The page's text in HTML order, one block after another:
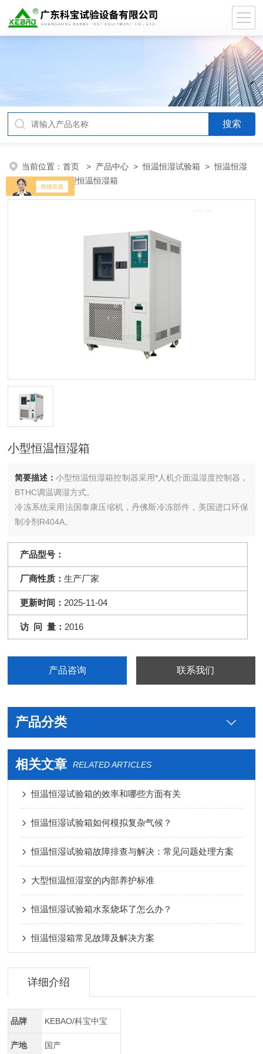
当前位置：首页 > 产品中心 >恒温恒湿试验箱 >恒温恒湿
试验箱> 小型恒温恒湿箱
小型恒温恒湿箱
简要描述：小型恒温恒湿箱控制器采用*人机介面温湿度控制器，
BTHC调温调湿方式。
冷冻系统采用法国泰康压缩机，丹佛斯冷冻部件，美国进口环保
制冷剂R404A。
产品型号：
厂商性质：生产厂家
更新时间： 2025-11-04
访 问 量： 2016
产品咨询 联系我们
产品分类
相关文章 RELATED ARTICLES
恒温恒湿试验箱的效率和哪些方面有关
恒温恒湿试验箱如何模拟复杂气候？
恒温恒湿试验箱故障排查与解决：常见问题处理方案
大型恒温恒湿室的内部养护标准
恒温恒湿试验箱水泵烧坏了怎么办？
恒温恒湿箱常见故障及解决方案
详细介绍
品牌 KEBAO/科宝中宝
产地 国产